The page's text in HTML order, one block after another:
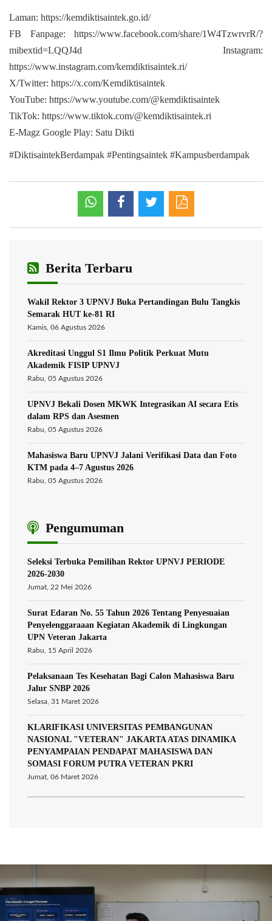
Laman: https://kemdiktisaintek.go.id/
FB Fanpage: https://www.facebook.com/share/1W4TzwrvrR/?
mibextid=LQQJ4d Instagram:
https://www.instagram.com/kemdiktisaintek.ri/
X/Twitter: https://x.com/Kemdiktisaintek
YouTube: https://www.youtube.com/@kemdiktisaintek
TikTok: https://www.tiktok.com/@kemdiktisaintek.ri
E-Magz Google Play: Satu Dikti
#DiktisaintekBerdampak #Pentingsaintek #Kampusberdampak
Berita Terbaru
Wakil Rektor 3 UPNVJ Buka Pertandingan Bulu Tangkis
Semarak HUT ke-81 RI
Kamis, 06 Agustus 2026
Akreditasi Unggul S1 Ilmu Politik Perkuat Mutu
Akademik FISIP UPNVJ
Rabu, 05 Agustus 2026
UPNVJ Bekali Dosen MKWK Integrasikan AI secara Etis
dalam RPS dan Asesmen
Rabu, 05 Agustus 2026
Mahasiswa Baru UPNVJ Jalani Verifikasi Data dan Foto
KTM pada 4–7 Agustus 2026
Rabu, 05 Agustus 2026
Pengumuman
Seleksi Terbuka Pemilihan Rektor UPNVJ PERIODE
2026-2030
Jumat, 22 Mei 2026
Surat Edaran No. 55 Tahun 2026 Tentang Penyesuaian
Penyelenggaraaan Kegiatan Akademik di Lingkungan
UPN Veteran Jakarta
Rabu, 15 April 2026
Pelaksanaan Tes Kesehatan Bagi Calon Mahasiswa Baru
Jalur SNBP 2026
Selasa, 31 Maret 2026
KLARIFIKASI UNIVERSITAS PEMBANGUNAN
NASIONAL "VETERAN" JAKARTA ATAS DINAMIKA
PENYAMPAIAN PENDAPAT MAHASISWA DAN
SOMASI FORUM PUTRA VETERAN PKRI
Jumat, 06 Maret 2026